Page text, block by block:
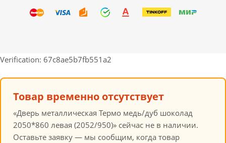
Verification: 67c8ae5b7fb551a2
Товар временно отсутствует
«Дверь металлическая Термо медь/дуб шоколад
2050*860 левая (2052/950)» сейчас не в наличии.
Оставьте заявку — мы сообщим, когда товар